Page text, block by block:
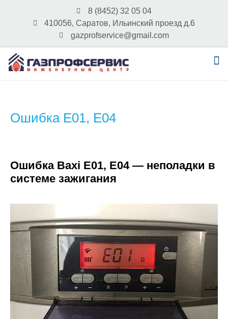
8 (8452) 32 05 04
410056, Саратов, Ильинский проезд д.6
gazprofservice@gmail.com
Ошибка E01, E04
Ошибка Baxi Е01, Е04 — неполадки в
системе зажигания